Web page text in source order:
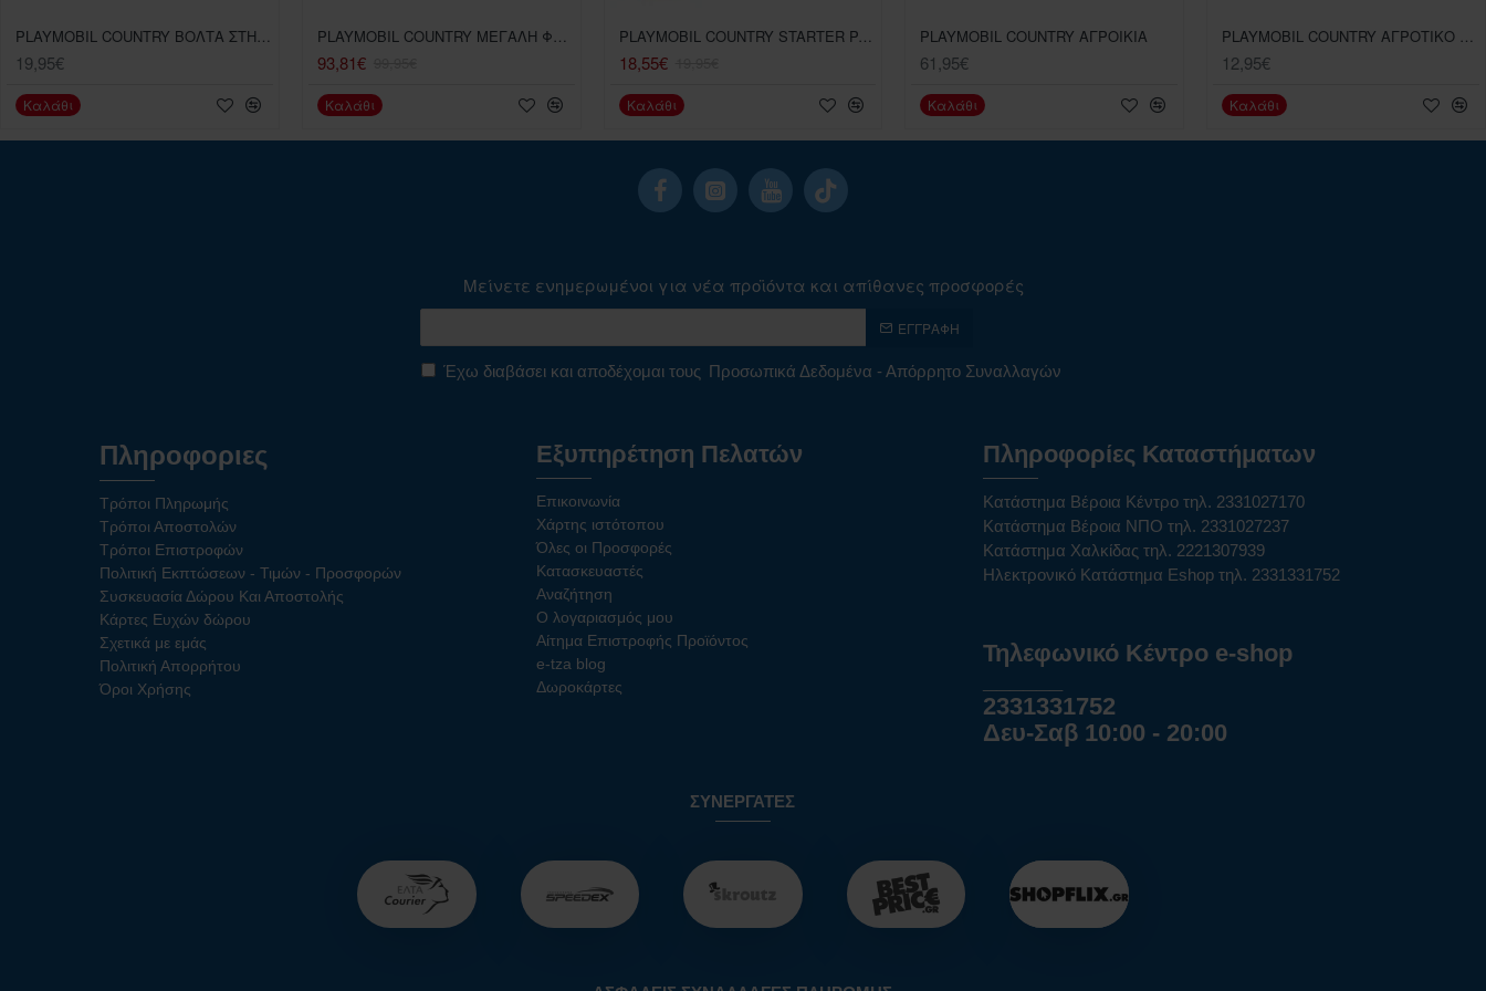
19,95€
Καλάθι
93,81€
Καλάθι
PLAYMOBIL COUNTRY STARTER PACK ΦΡΟΝΤΙΖΟΝΤΑΣ ΤΑ ΓΑΙΔΟΥΡΑΚΙΑ
18,55€
Καλάθι
PLAYMOBIL COUNTRY ΑΓΡΟΙΚΙΑ
61,95€
Καλάθι
12,95€
Καλάθι
Μείνετε ενημερωμένοι για νέα προϊόντα και απίθανες προσφορές
ΕΓΓΡΑΦΉ
Έχω διαβάσει και αποδέχομαι τους Προσωπικά Δεδομένα - Απόρρητο Συναλλαγών
Πληροφοριες
Τρόποι Πληρωμής
Τρόποι Αποστολών
Τρόποι Επιστροφών
Πολιτική Εκπτώσεων - Τιμών - Προσφορών
Συσκευασία Δώρου Και Αποστολής
Κάρτες Ευχών δώρου
Σχετικά με εμάς
Πολιτική Απορρήτου
Όροι Χρήσης
Εξυπηρέτηση Πελατών
Επικοινωνία
Χάρτης ιστότοπου
Όλες οι Προσφορές
Κατασκευαστές
Αναζήτηση
Ο λογαριασμός μου
Αίτημα Επιστροφής Προϊόντος
e-tza blog
Δωροκάρτες
Πληροφορίες Καταστήματων
Κατάστημα Βέροια Κέντρο τηλ. 2331027170
Κατάστημα Βέροια ΝΠΟ τηλ. 2331027237
Κατάστημα Χαλκίδας τηλ. 2221307939
Ηλεκτρονικό Κατάστημα Eshop τηλ. 2331331752
Τηλεφωνικό Κέντρο e-shop
2331331752
Δευ-Σαβ 10:00 - 20:00
ΣΥΝΕΡΓΆΤΕΣ